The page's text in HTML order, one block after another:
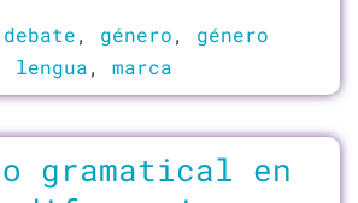
debate, género, género
lengua, marca
gramatical en